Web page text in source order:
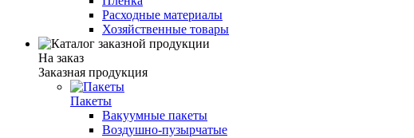
Расходные материалы
Хозяйственные товары
На заказ
Заказная продукция
Пакеты
Вакуумные пакеты
Воздушно-пузырчатые